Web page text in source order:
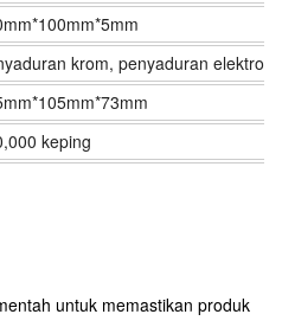
krom, penyaduran elektro
keping
untuk memastikan produk